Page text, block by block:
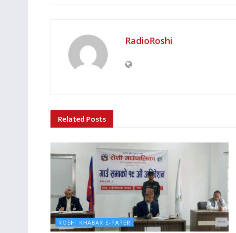
RadioRoshi
Related Posts
ROSHI KHABAR E-PAPER